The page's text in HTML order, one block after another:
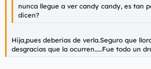
nunca llegue a ver candy candy, es tan
dicen?
Hija,pues deberias de verla.Seguro que
desgracias que la ocurren.....Fue todo un